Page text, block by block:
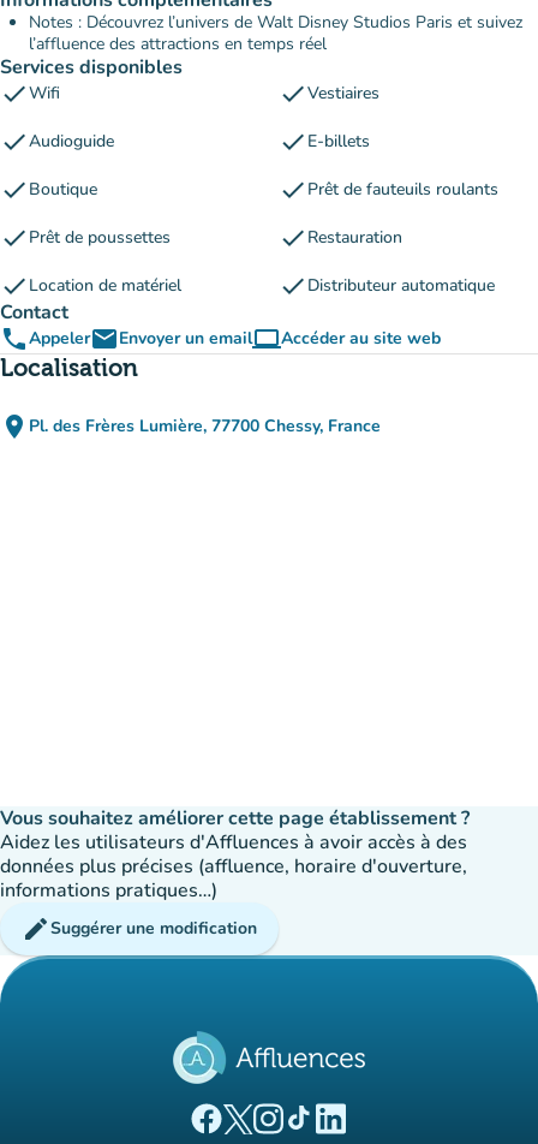
Notes : Découvrez l’univers de Walt Disney Studios Paris et suivez
l’affluence des attractions en temps réel
Services disponibles
checkWifi checkVestiaires
checkAudioguide check E-billets
check Boutique check Prêt de fauteuils roulants
check Prêt de poussettes check Restauration
check Location de matériel check Distributeur automatique
Contact
phoneAppeleremailEnvoyer un emailcomputerAccéder au site web
(nouvel onglet)
Localisation
place Pl. des Frères Lumière, 77700 Chessy, France
(ouvrir dans Google Maps)
(nouvel onglet)
Vous souhaitez améliorer cette page établissement ?
Aidez les utilisateurs d'Affluences à avoir accès à des
données plus précises (affluence, horaire d'ouverture,
informations pratiques…)
editSuggérer une modification
(nouvel onglet)
(nouvel onglet)
(nouvel onglet)
(nouvel onglet)